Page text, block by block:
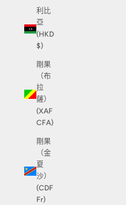
利比
亞
(HKD
$)
剛果
（布
拉
薩）
(XAF
CFA)
剛果
（金
夏
沙）
(CDF
Fr)